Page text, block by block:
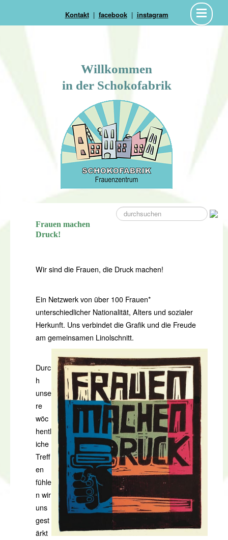
Kontakt| facebook| instagram
Willkommen
in der Schokofabrik
suche
Frauen machen
Druck!
Wir sind die Frauen, die Druck machen!
Ein Netzwerk von über 100 Frauen*
unterschiedlicher Nationalität, Alters und sozialer
Herkunft. Uns verbindet die Grafik und die Freude
am gemeinsamen Linolschnitt.
Durc
h
unse
re
wöc
hentl
iche
Treff
en
fühle
n wir
uns
gest
ärkt